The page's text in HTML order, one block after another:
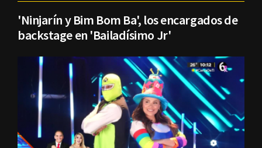
'Ninjarín y Bim Bom Ba', los encargados de
backstage en 'Bailadísimo Jr'